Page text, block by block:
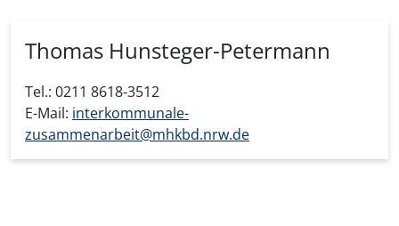
Thomas Hunsteger-Petermann
Tel.: 0211 8618-3512
E-Mail: interkommunale-
zusammenarbeit@mhkbd.nrw.de